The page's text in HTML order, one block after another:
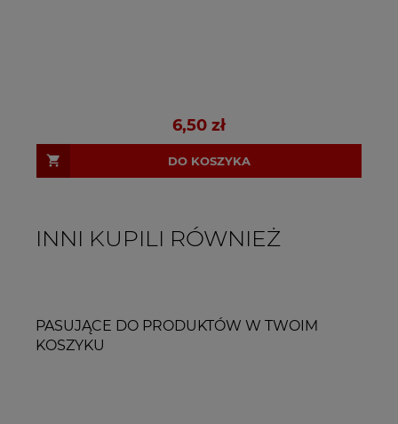
6,50 zł
DO KOSZYKA
INNI KUPILI RÓWNIEŻ
PASUJĄCE DO PRODUKTÓW W TWOIM
KOSZYKU